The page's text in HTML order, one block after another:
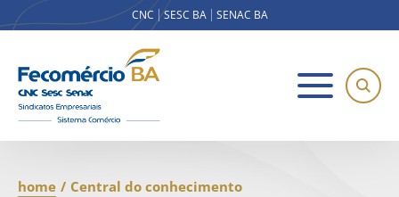
CNC SESC BA SENAC BA
home / Central do conhecimento